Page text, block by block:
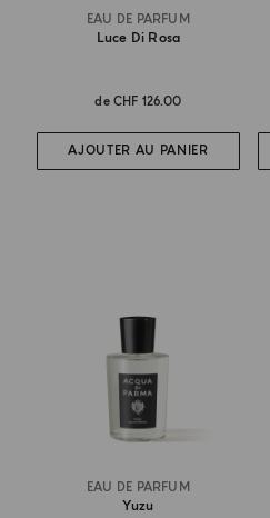
EAU DE PARFUM
Luce Di Rosa
de CHF 126.00
AJOUTER AU PANIER
EAU DE PARFUM
Yuzu